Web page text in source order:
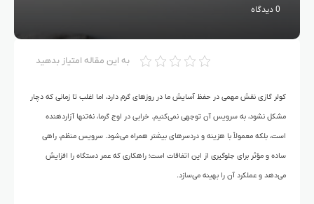
0 دیدگاه
به این مقاله امتیاز بدهید
کولر گازی نقش مهمی در حفظ آسایش ما در روزهای گرم دارد، اما اغلب تا زمانی که دچار
مشکل نشود، به سرویس آن توجهی نمی‌کنیم. خرابی در اوج گرما، نه‌تنها آزاردهنده
است، بلکه معمولاً با هزینه‌ و دردسرهای بیشتر همراه می‌شود. سرویس منظم، راهی
ساده و مؤثر برای جلوگیری از این اتفاقات است؛ راهکاری که عمر دستگاه را افزایش
می‌دهد و عملکرد آن را بهینه می‌سازد.